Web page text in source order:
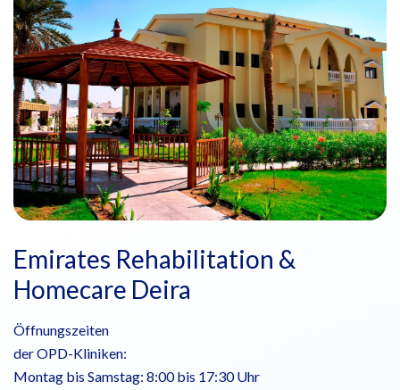
Emirates Rehabilitation &
Homecare Deira
Öffnungszeiten
der OPD-Kliniken:
Montag bis Samstag: 8:00 bis 17:30 Uhr